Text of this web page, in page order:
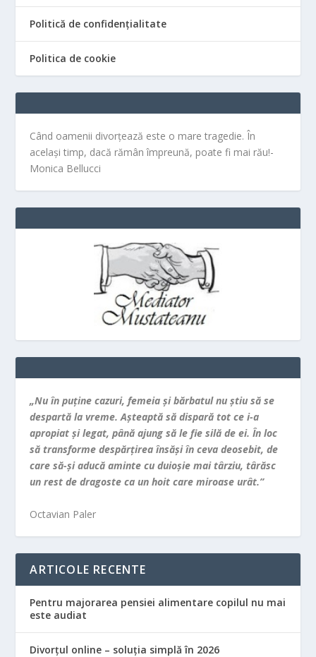
Politică de confidențialitate
Politica de cookie
Când oamenii divorțează este o mare tragedie. În
același timp, dacă rămân împreună, poate fi mai rău!-
Monica Bellucci
„Nu în puţine cazuri, femeia şi bărbatul nu ştiu să se
despartă la vreme. Aşteaptă să dispară tot ce i-a
apropiat şi legat, până ajung să le fie silă de ei. În loc
să transforme despărţirea însăşi în ceva deosebit, de
care să-şi aducă aminte cu duioşie mai târziu, târăsc
un rest de dragoste ca un hoit care miroase urât.”
Octavian Paler
ARTICOLE RECENTE
Pentru majorarea pensiei alimentare copilul nu mai
este audiat
Divorțul online – soluția simplă în 2026